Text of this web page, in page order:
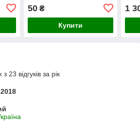
036-010-031
50₴
Купити
747
1
23 відгуків за рік